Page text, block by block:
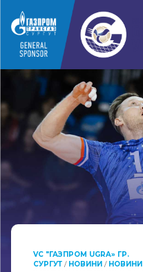
VC "ГАЗПРОМ UGRA» ГР.
СУРГУТ / НОВИНИ / НОВИНИ